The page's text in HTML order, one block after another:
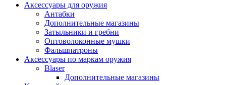
Аксессуары для оружия
Антабки
Дополнительные магазины
Затыльники и гребни
Оптоволоконные мушки
Фальшпатроны
Аксессуары по маркам оружия
Blaser
Дополнительные магазины